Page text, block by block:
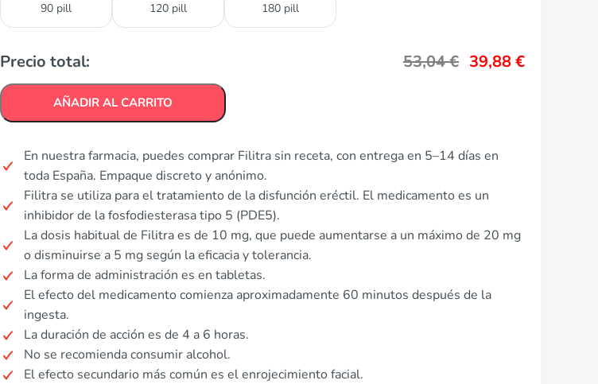
90 pill 120 pill 180 pill
Precio total: 53,04€ 39,88€
AÑADIR AL CARRITO
En nuestra farmacia, puedes comprar Filitra sin receta, con entrega en 5–14 días en
toda España. Empaque discreto y anónimo.
Filitra se utiliza para el tratamiento de la disfunción eréctil. El medicamento es un
inhibidor de la fosfodiesterasa tipo 5 (PDE5).
La dosis habitual de Filitra es de 10 mg, que puede aumentarse a un máximo de 20 mg
o disminuirse a 5 mg según la eficacia y tolerancia.
La forma de administración es en tabletas.
El efecto del medicamento comienza aproximadamente 60 minutos después de la
ingesta.
La duración de acción es de 4 a 6 horas.
No se recomienda consumir alcohol.
El efecto secundario más común es el enrojecimiento facial.